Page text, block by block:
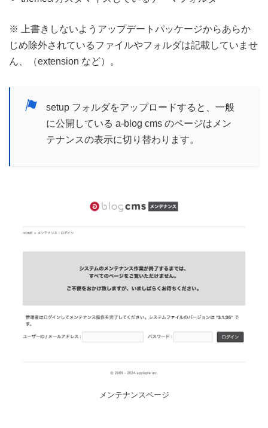
※ 上書きしないようアップデートパッケージからあらか
じめ除外されているファイルやフォルダは記載していませ
ん、（extension など）。
setup フォルダをアップロードすると、一般
に公開している a-blog cms のページはメン
テナンスの表示に切り替わります。
メンテナンスページ